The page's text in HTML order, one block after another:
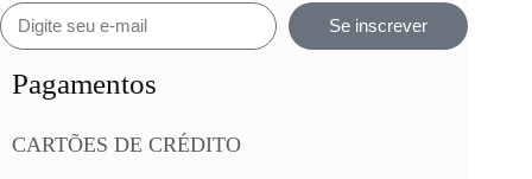
Se inscrever
Pagamentos
CARTÕES DE CRÉDITO